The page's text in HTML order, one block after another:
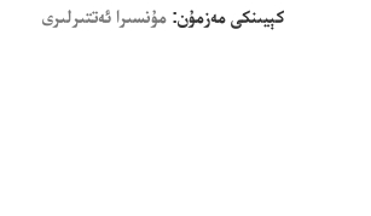
كېيىنكى مەزمۇن: مۇنسىرا ئەتتىرلىرى